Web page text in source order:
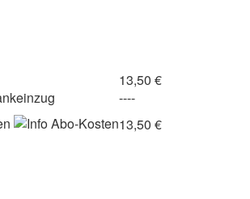
13,50 €
----
13,50 €